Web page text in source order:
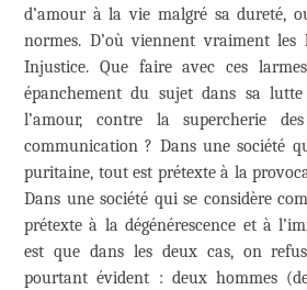
d’amour à la vie malgré sa dureté,
normes. D’où viennent vraiment
Injustice. Que faire avec ces
épanchement du sujet dans sa
l’amour, contre la supercherie
communication ? Dans une société
puritaine, tout est prétexte à la
Dans une société qui se considère
prétexte à la dégénérescence et à
est que dans les deux cas, on
pourtant évident : deux hommes